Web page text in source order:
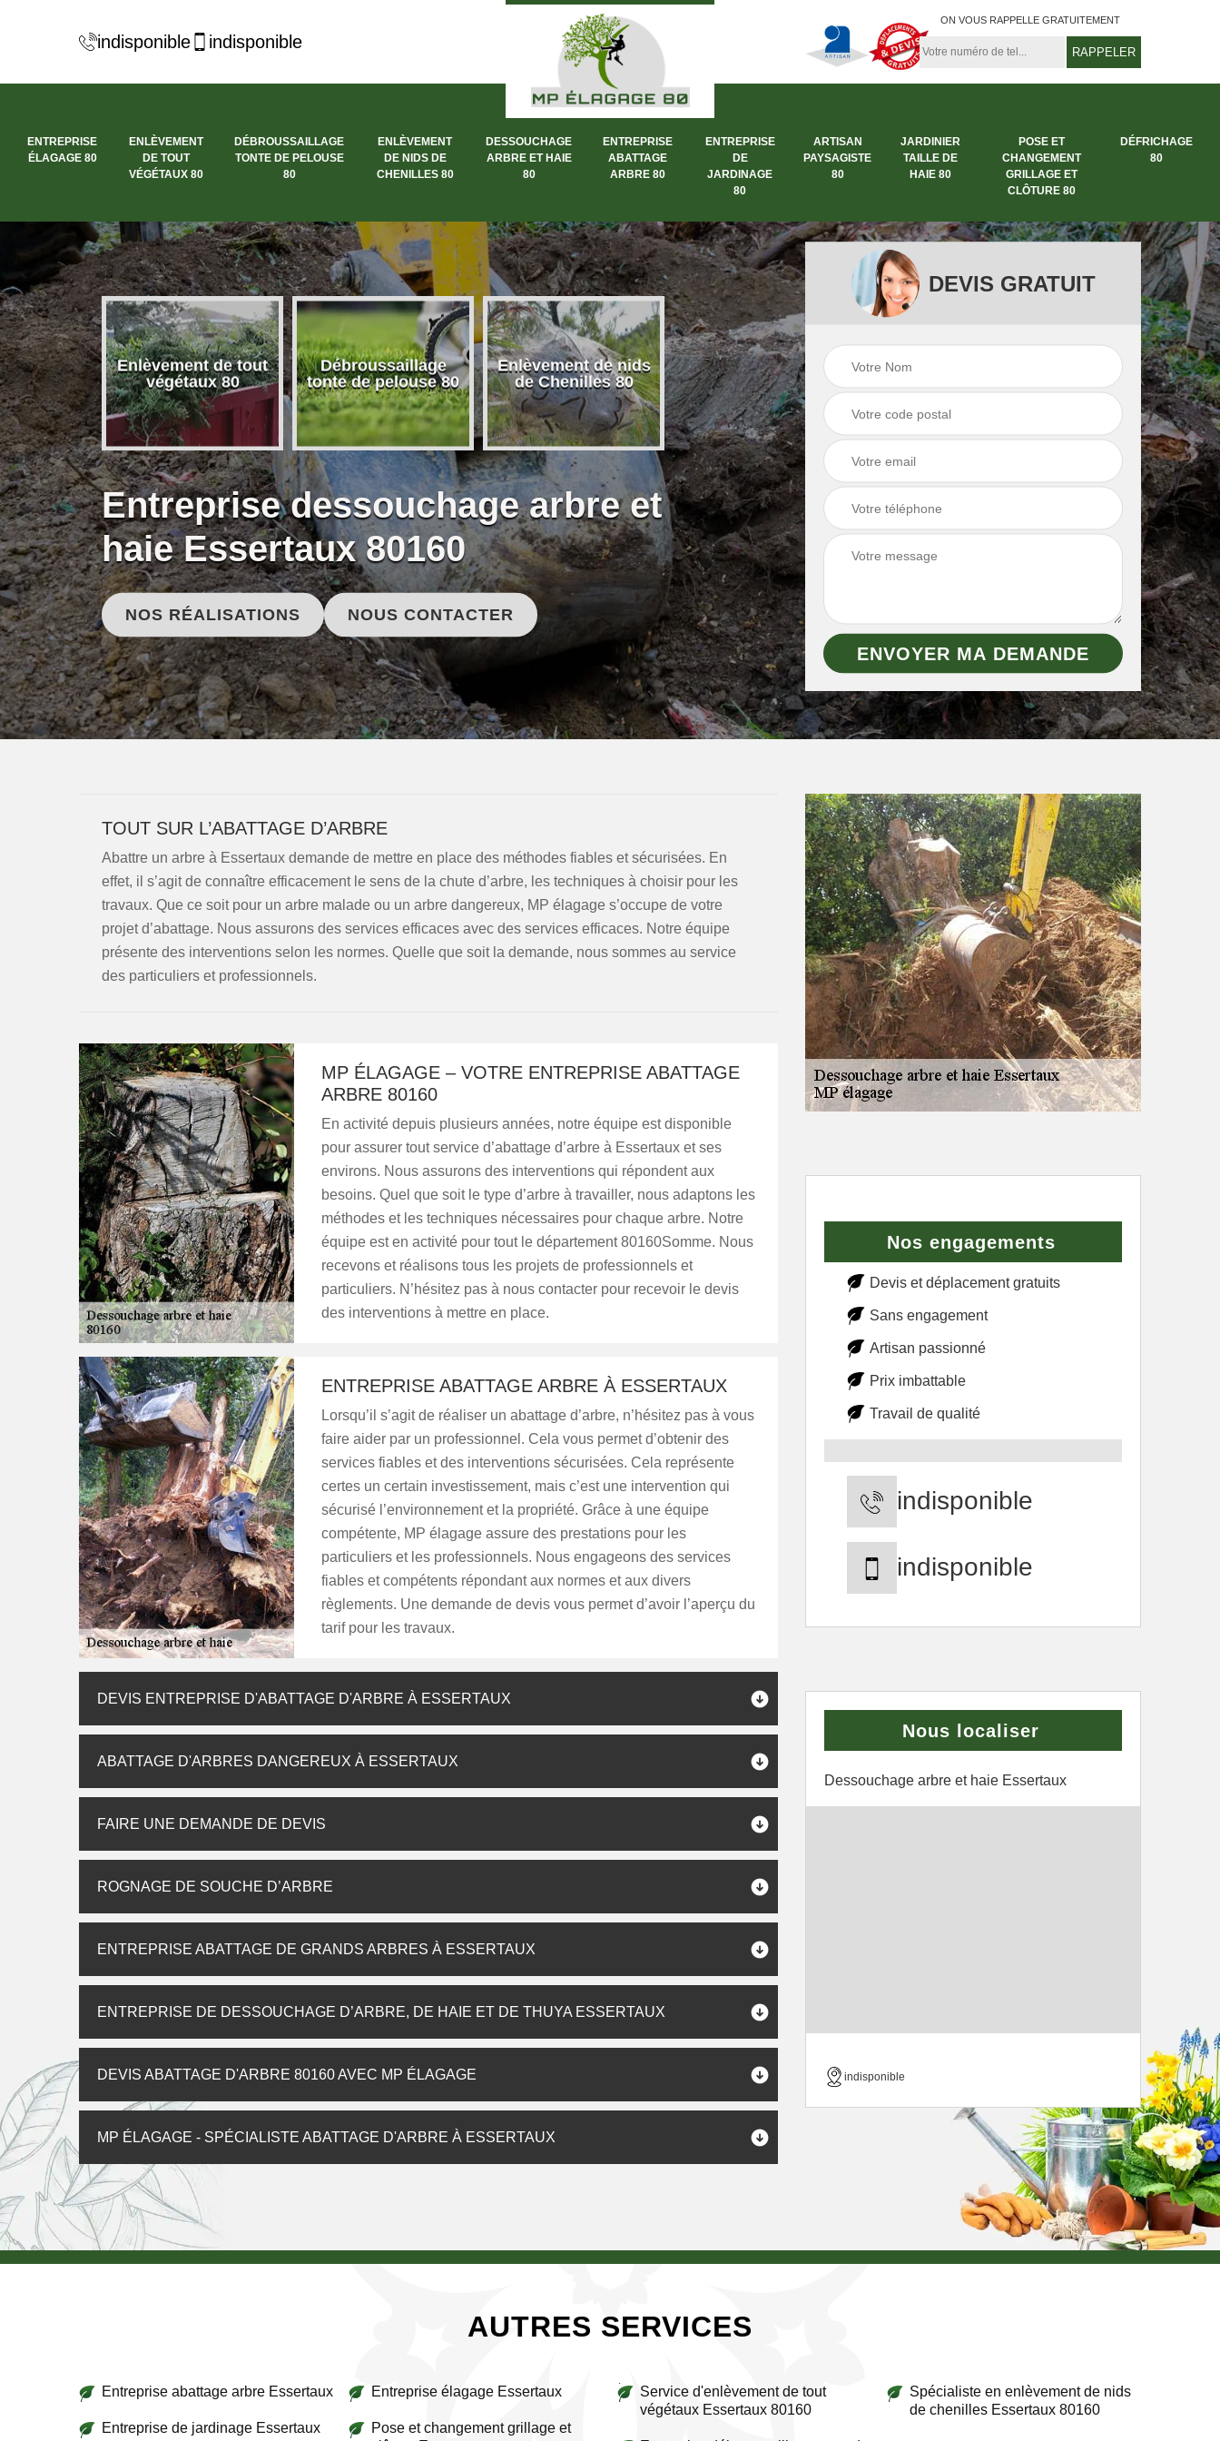
indisponible indisponible
ON VOUS RAPPELLE GRATUITEMENT
ENTREPRISE
ÉLAGAGE 80
ENLÈVEMENT
DE TOUT
VÉGÉTAUX 80
DÉBROUSSAILLAGE
TONTE DE PELOUSE
80
ENLÈVEMENT
DE NIDS DE
CHENILLES 80
DESSOUCHAGE
ARBRE ET HAIE
80
ENTREPRISE
ABATTAGE
ARBRE 80
ENTREPRISE
DE
JARDINAGE
80
ARTISAN
PAYSAGISTE
80
JARDINIER
TAILLE DE
HAIE 80
POSE ET
CHANGEMENT
GRILLAGE ET
CLÔTURE 80
DÉFRICHAGE
80
élagage
Enlèvement de tout
végétaux 80
Débroussaillage
tonte de pelouse 80
Enlèvement de nids
de Chenilles 80
Dessouchage arbre
et haie 80
Entreprise abattage
Entreprise de
jardinage 80
Entreprise dessouchage arbre et
haie Essertaux 80160
NOS RÉALISATIONS NOUS CONTACTER
DEVIS GRATUIT
TOUT SUR L’ABATTAGE D’ARBRE
Abattre un arbre à Essertaux demande de mettre en place des méthodes fiables et sécurisées. En
effet, il s’agit de connaître efficacement le sens de la chute d’arbre, les techniques à choisir pour les
travaux. Que ce soit pour un arbre malade ou un arbre dangereux, MP élagage s’occupe de votre
projet d’abattage. Nous assurons des services efficaces avec des services efficaces. Notre équipe
présente des interventions selon les normes. Quelle que soit la demande, nous sommes au service
des particuliers et professionnels.
MP ÉLAGAGE – VOTRE ENTREPRISE ABATTAGE
ARBRE 80160
En activité depuis plusieurs années, notre équipe est disponible
pour assurer tout service d’abattage d’arbre à Essertaux et ses
environs. Nous assurons des interventions qui répondent aux
besoins. Quel que soit le type d’arbre à travailler, nous adaptons les
méthodes et les techniques nécessaires pour chaque arbre. Notre
équipe est en activité pour tout le département 80160Somme. Nous
recevons et réalisons tous les projets de professionnels et
particuliers. N’hésitez pas à nous contacter pour recevoir le devis
des interventions à mettre en place.
ENTREPRISE ABATTAGE ARBRE À ESSERTAUX
Lorsqu’il s’agit de réaliser un abattage d’arbre, n’hésitez pas à vous
faire aider par un professionnel. Cela vous permet d’obtenir des
services fiables et des interventions sécurisées. Cela représente
certes un certain investissement, mais c’est une intervention qui
sécurisé l’environnement et la propriété. Grâce à une équipe
compétente, MP élagage assure des prestations pour les
particuliers et les professionnels. Nous engageons des services
fiables et compétents répondant aux normes et aux divers
règlements. Une demande de devis vous permet d’avoir l’aperçu du
tarif pour les travaux.
DEVIS ENTREPRISE D'ABATTAGE D'ARBRE À ESSERTAUX
ABATTAGE D'ARBRES DANGEREUX À ESSERTAUX
FAIRE UNE DEMANDE DE DEVIS
ROGNAGE DE SOUCHE D’ARBRE
ENTREPRISE ABATTAGE DE GRANDS ARBRES À ESSERTAUX
ENTREPRISE DE DESSOUCHAGE D’ARBRE, DE HAIE ET DE THUYA ESSERTAUX
DEVIS ABATTAGE D'ARBRE 80160 AVEC MP ÉLAGAGE
MP ÉLAGAGE - SPÉCIALISTE ABATTAGE D'ARBRE À ESSERTAUX
Nos engagements
Devis et déplacement gratuits
Sans engagement
Artisan passionné
Prix imbattable
Travail de qualité
indisponible
indisponible
Nous localiser
Dessouchage arbre et haie Essertaux
indisponible
AUTRES SERVICES
Entreprise abattage arbre Essertaux
Entreprise de jardinage Essertaux
Entreprise élagage Essertaux
Pose et changement grillage et
Service d'enlèvement de tout
végétaux Essertaux 80160
Spécialiste en enlèvement de nids
de chenilles Essertaux 80160